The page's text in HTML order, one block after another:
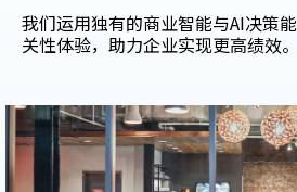
我们运用独有的商业智能与AI决策
关性体验，助力企业实现更高绩效。